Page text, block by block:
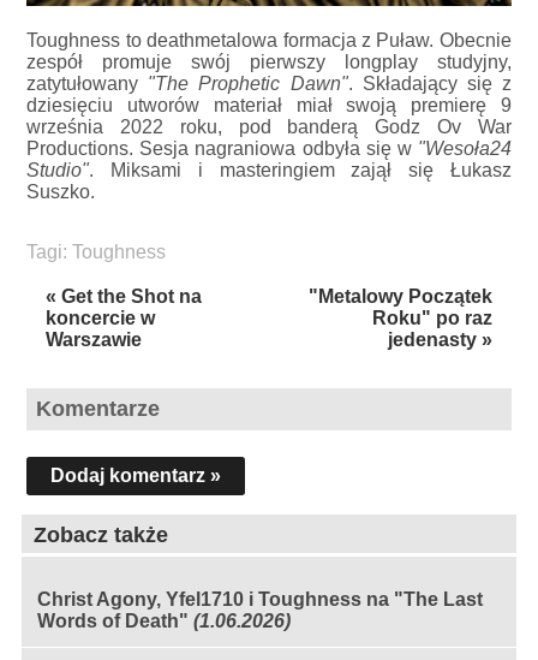
Toughness to deathmetalowa formacja z Puław. Obecnie
zespół promuje swój pierwszy longplay studyjny,
zatytułowany "The Prophetic Dawn". Składający się z
dziesięciu utworów materiał miał swoją premierę 9
września 2022 roku, pod banderą Godz Ov War
Productions. Sesja nagraniowa odbyła się w "Wesoła24
Studio". Miksami i masteringiem zajął się Łukasz
Suszko.
Tagi: Toughness
« Get the Shot na
koncercie w
Warszawie
"Metalowy Początek
Roku" po raz
jedenasty »
Komentarze
Dodaj komentarz »
Zobacz także
Christ Agony, Yfel1710 i Toughness na "The Last
Words of Death" (1.06.2026)